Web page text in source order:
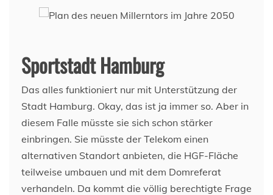
Sportstadt Hamburg
Das alles funktioniert nur mit Unterstützung der
Stadt Hamburg. Okay, das ist ja immer so. Aber in
diesem Falle müsste sie sich schon stärker
einbringen. Sie müsste der Telekom einen
alternativen Standort anbieten, die HGF-Fläche
teilweise umbauen und mit dem Domreferat
verhandeln. Da kommt die völlig berechtigte Frage